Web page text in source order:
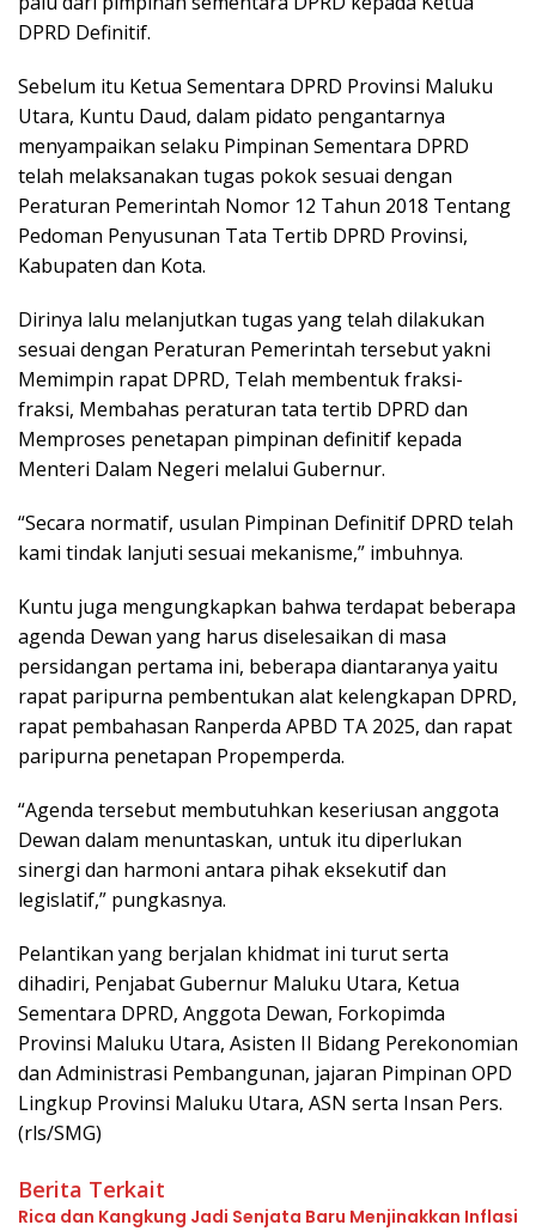
DPRD Definitif.
Sebelum itu Ketua Sementara DPRD Provinsi Maluku
Utara, Kuntu Daud, dalam pidato pengantarnya
menyampaikan selaku Pimpinan Sementara DPRD
telah melaksanakan tugas pokok sesuai dengan
Peraturan Pemerintah Nomor 12 Tahun 2018 Tentang
Pedoman Penyusunan Tata Tertib DPRD Provinsi,
Kabupaten dan Kota.
Dirinya lalu melanjutkan tugas yang telah dilakukan
sesuai dengan Peraturan Pemerintah tersebut yakni
Memimpin rapat DPRD, Telah membentuk fraksi-
fraksi, Membahas peraturan tata tertib DPRD dan
Memproses penetapan pimpinan definitif kepada
Menteri Dalam Negeri melalui Gubernur.
“Secara normatif, usulan Pimpinan Definitif DPRD telah
kami tindak lanjuti sesuai mekanisme,” imbuhnya.
Kuntu juga mengungkapkan bahwa terdapat beberapa
agenda Dewan yang harus diselesaikan di masa
persidangan pertama ini, beberapa diantaranya yaitu
rapat paripurna pembentukan alat kelengkapan DPRD,
rapat pembahasan Ranperda APBD TA 2025, dan rapat
paripurna penetapan Propemperda.
“Agenda tersebut membutuhkan keseriusan anggota
Dewan dalam menuntaskan, untuk itu diperlukan
sinergi dan harmoni antara pihak eksekutif dan
legislatif,” pungkasnya.
Pelantikan yang berjalan khidmat ini turut serta
dihadiri, Penjabat Gubernur Maluku Utara, Ketua
Sementara DPRD, Anggota Dewan, Forkopimda
Provinsi Maluku Utara, Asisten II Bidang Perekonomian
dan Administrasi Pembangunan, jajaran Pimpinan OPD
Lingkup Provinsi Maluku Utara, ASN serta Insan Pers.
(rls/SMG)
Berita Terkait
Rica dan Kangkung Jadi Senjata Baru Menjinakkan Inflasi